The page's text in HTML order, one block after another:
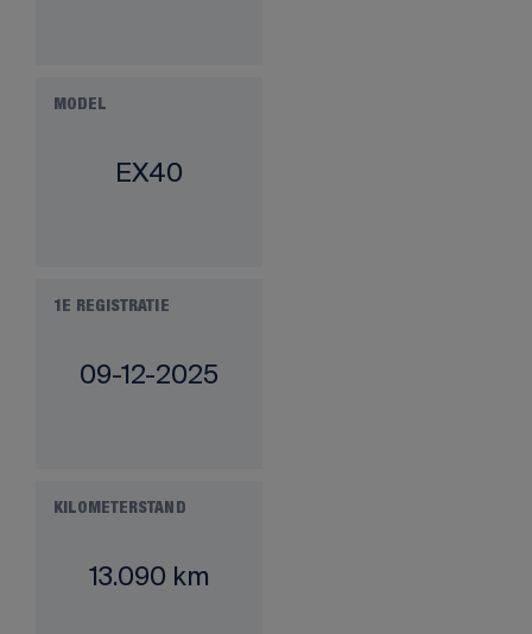
MODEL
EX40
1E REGISTRATIE
09-12-2025
KILOMETERSTAND
13.090 km